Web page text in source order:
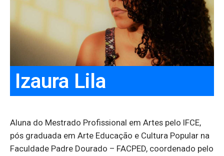
Izaura Lila
Aluna do Mestrado Profissional em Artes pelo IFCE,
pós graduada em Arte Educação e Cultura Popular na
Faculdade Padre Dourado – FACPED, coordenado pelo